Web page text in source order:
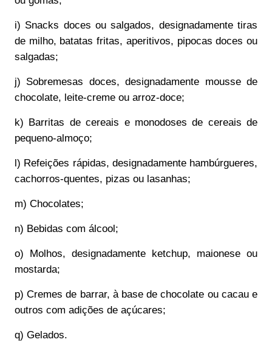
i) Snacks doces ou salgados, designadamente tiras
de milho, batatas fritas, aperitivos, pipocas doces ou
salgadas;
j) Sobremesas doces, designadamente mousse de
chocolate, leite-creme ou arroz-doce;
k) Barritas de cereais e monodoses de cereais de
pequeno-almoço;
l) Refeições rápidas, designadamente hambúrgueres,
cachorros-quentes, pizas ou lasanhas;
m) Chocolates;
n) Bebidas com álcool;
o) Molhos, designadamente ketchup, maionese ou
mostarda;
p) Cremes de barrar, à base de chocolate ou cacau e
outros com adições de açúcares;
q) Gelados.